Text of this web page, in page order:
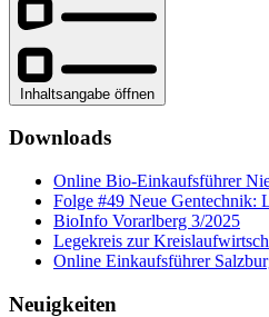
Inhaltsangabe öffnen
Downloads
Online Bio-Einkaufsführer
Folge #49 Neue Gentechnik:
BioInfo Vorarlberg 3/2025
Legekreis zur
Online Einkaufsführer
Neuigkeiten